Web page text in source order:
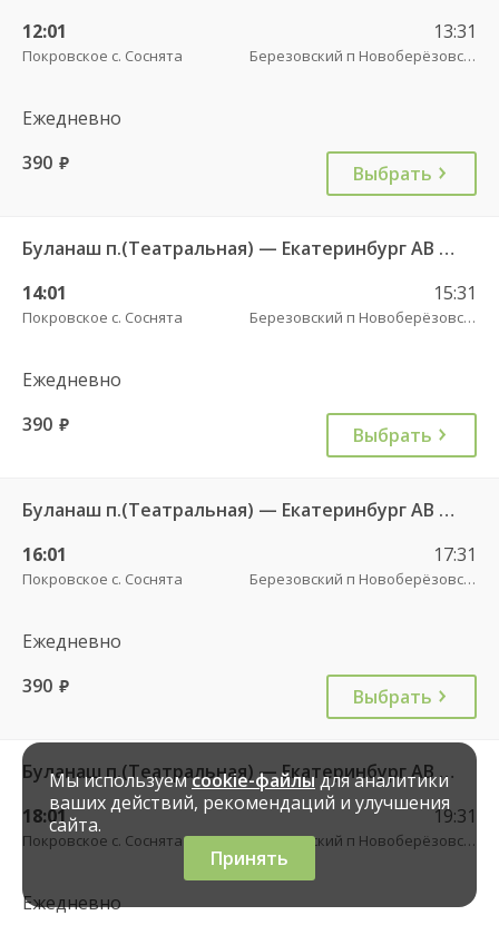
12:01
Покровское с. Соснята
13:31
Березовский п Новоберёзовский
Ежедневно
390 руб. Выбрать
Буланаш п.(Театральная) — Екатеринбург АВ Северный 523
14:01
Покровское с. Соснята
15:31
Березовский п Новоберёзовский
Ежедневно
390 руб. Выбрать
Буланаш п.(Театральная) — Екатеринбург АВ Северный 523
16:01
Покровское с. Соснята
17:31
Березовский п Новоберёзовский
Ежедневно
390 руб. Выбрать
Буланаш п.(Театральная) — Екатеринбург АВ Северный 523
18:01
Покровское с. Соснята
19:31
Березовский п Новоберёзовский
Ежедневно
Мы используемcookie-файлыдля аналитики
ваших действий, рекомендаций и улучшения
сайта.
Принять